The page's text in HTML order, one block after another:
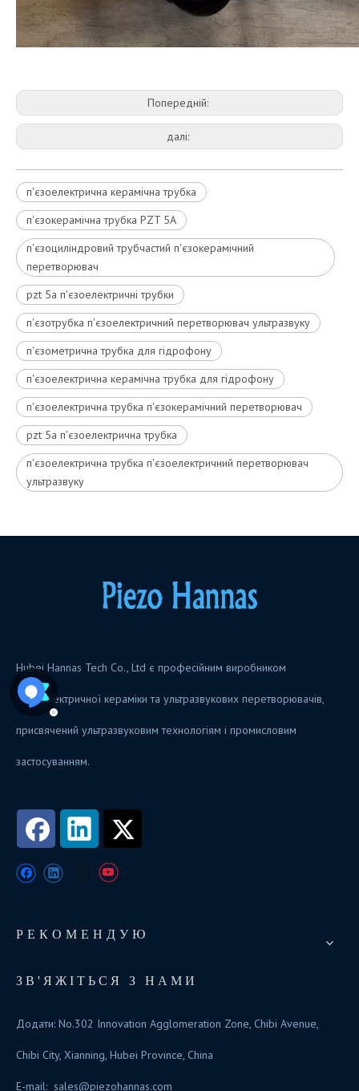
Попередній:
далі:
п'єзоелектрична керамічна трубка
п'єзокерамічна трубка PZT 5A
п'єзоциліндровий трубчастий п'єзокерамічний
перетворювач
pzt 5a п'єзоелектричні трубки
п'єзотрубка п'єзоелектричний перетворювач ультразвуку
п'єзометрична трубка для гідрофону
п'єзоелектрична керамічна трубка для гідрофону
п'єзоелектрична трубка п'єзокерамічний перетворювач
pzt 5a п'єзоелектрична трубка
п'єзоелектрична трубка п'єзоелектричний перетворювач
ультразвуку
Hubei Hannas Tech Co., Ltd є професійним виробником
п’єзоелектричної кераміки та ультразвукових перетворювачів,
присвячений ультразвуковим технологіям і промисловим
застосуванням.
РЕКОМЕНДУЮ
ЗВ'ЯЖІТЬСЯ З НАМИ
Додати: No.302 Innovation Agglomeration Zone, Chibi Avenue,
Chibi City, Xianning, Hubei Province, China
E-mail: sales@piezohannas.com